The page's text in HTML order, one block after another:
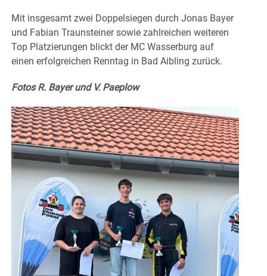
Mit insgesamt zwei Doppelsiegen durch Jonas Bayer
und Fabian Traunsteiner sowie zahlreichen weiteren
Top Platzierungen blickt der MC Wasserburg auf
einen erfolgreichen Renntag in Bad Aibling zurück.
Fotos R. Bayer und V. Paeplow